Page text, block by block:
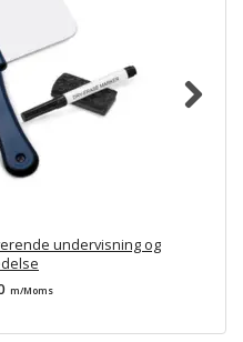
undervisning og
m/Moms